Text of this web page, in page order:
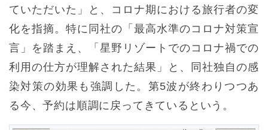
ていただいた」と、コロナ期における旅行者の変
化を指摘。特に同社の「最高水準のコロナ対策宣
言」を踏まえ、「星野リゾートでのコロナ禍での
利用の仕方が理解された結果」と、同社独自の感
染対策の効果も強調した。第5波が終わりつつあ
る今、予約は順調に戻ってきているという。